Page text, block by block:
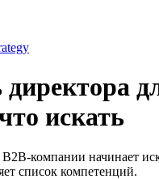
искать
компании начинает
список компетенций.